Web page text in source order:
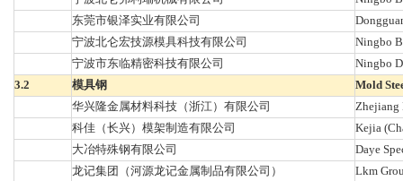
东莞市银泽实业有限公司
宁波北仑宏技源模具科技有限公司
Ningbo
宁波市东临精密科技有限公司
Ningbo
3.2
模具钢
Mold
华兴隆金属材料科技（浙江）有限公司
Zhejiang
科佳（长兴）模架制造有限公司
Kejia
大冶特殊钢有限公司
Daye
龙记集团（河源龙记金属制品有限公司）
Lkm